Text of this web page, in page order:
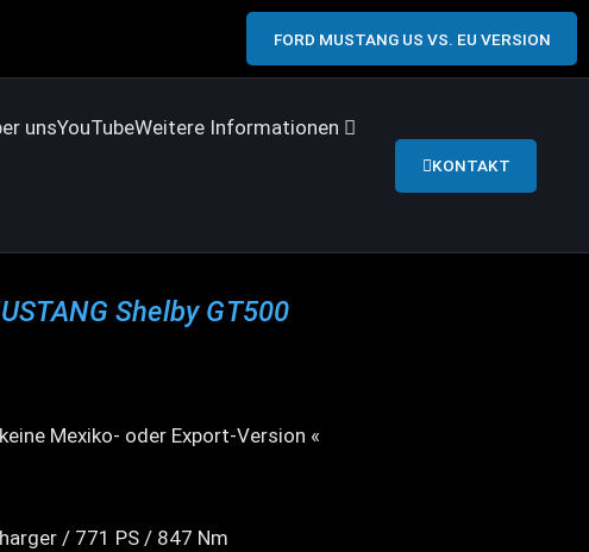
FORD MUSTANG US VS. EU VERSION
unsYouTubeWeitere Informationen
KONTAKT
Shelby GT500
Mexiko- oder Export-Version «
/ 771 PS / 847 Nm